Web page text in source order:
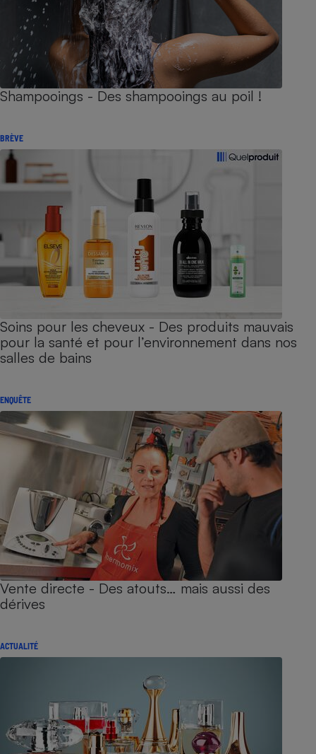
Shampooings - Des shampooings au poil !
BRÈVE
Soins pour les cheveux - Des produits mauvais
pour la santé et pour l’environnement dans nos
salles de bains
ENQUÊTE
Vente directe - Des atouts… mais aussi des
dérives
ACTUALITÉ